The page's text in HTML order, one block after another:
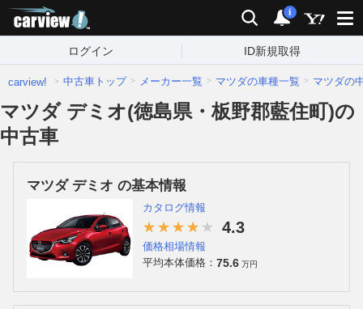
検索 通知
i
ログイン ID新規取得
carview! 中古車トップ メーカー一覧 マツダの車種一覧 マツダの
マツダ デミオ(徳島県・板野郡藍住町)の
中古車
マツダ デミオ の基本情報
カタログ情報
4.3
価格相場情報
平均本体価格： 75.6 万円